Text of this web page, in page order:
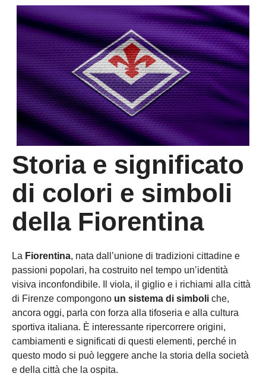
Storia e significato
di colori e simboli
della Fiorentina
La Fiorentina, nata dall’unione di tradizioni cittadine e
passioni popolari, ha costruito nel tempo un’identità
visiva inconfondibile. Il viola, il giglio e i richiami alla città
di Firenze compongono un sistema di simboli che,
ancora oggi, parla con forza alla tifoseria e alla cultura
sportiva italiana. È interessante ripercorrere origini,
cambiamenti e significati di questi elementi, perché in
questo modo si può leggere anche la storia della società
e della città che la ospita.